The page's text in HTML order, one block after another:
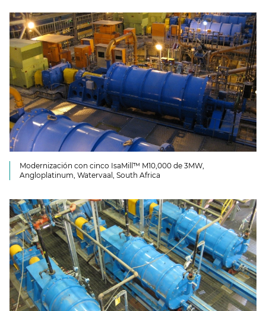
Modernización con cinco IsaMill™ M10,000 de 3MW,
Angloplatinum, Watervaal, South Africa